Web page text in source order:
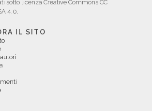
sotto licenza Creative Commons CC
4.0.
IL SITO